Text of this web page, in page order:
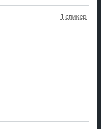
1 спикер